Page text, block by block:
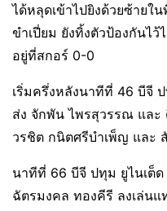
ได้หลุดเข้าไปยิงด้วยซ้ายใ
ขําเปี่ยม ยังทิ้งตัวป้องกันไว้
อยู่ที่สกอร์ 0-0
เริ่มครึ่งหลังนาทีที่ 46 บีจี
ส่ง จักพัน ไพรสุวรรณ และ
วรชิต กนิตศรีบำเพ็ญ และ
นาทีที่ 66 บีจี ปทุม ยูไนเต็ด
ฉัตรมงคล ทองคีรี ลงเล่น